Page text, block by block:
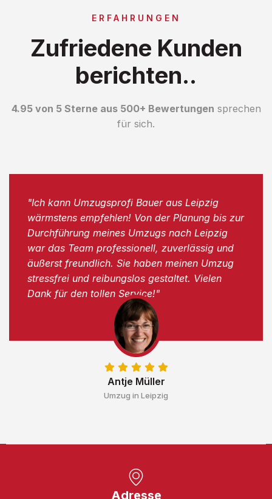
ERFAHRUNGEN
Zufriedene Kunden
berichten..
4.95 von 5 Sterne aus 500+ Bewertungen sprechen
für sich.
Antje Müller
Umzug in Leipzig
"Ich kann Umzugsprofi Bauer aus Leipzig
wärmstens empfehlen! Von der Planung bis zur
Durchführung meines Umzugs nach Leipzig
war das Team professionell, zuverlässig und
äußerst freundlich. Sie haben meinen Umzug
stressfrei und reibungslos gestaltet. Vielen
Dank für den tollen Service!"
Adresse